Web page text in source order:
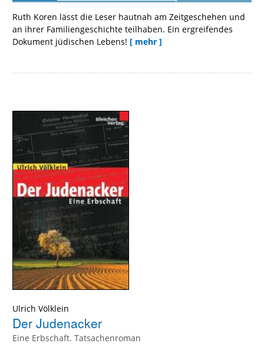
Ruth Koren lässt die Leser hautnah am Zeitgeschehen und
an ihrer Familiengeschichte teilhaben. Ein ergreifendes
Dokument jüdischen Lebens! [ mehr ]
Ulrich Völklein
Der Judenacker
Eine Erbschaft. Tatsachenroman